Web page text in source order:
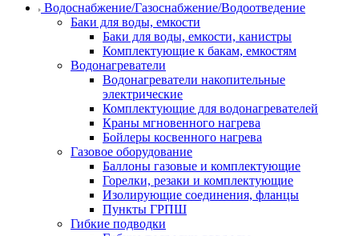
Водоснабжение/Газоснабжение/Водоотведение
Баки для воды, емкости
Баки для воды, емкости, канистры
Комплектующие к бакам, емкостям
Водонагреватели
Водонагреватели накопительные
электрические
Комплектующие для водонагревателей
Краны мгновенного нагрева
Бойлеры косвенного нагрева
Газовое оборудование
Баллоны газовые и комплектующие
Горелки, резаки и комплектующие
Изолирующие соединения, фланцы
Пункты ГРПШ
Гибкие подводки